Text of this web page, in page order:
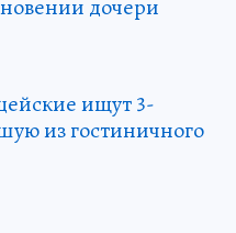
дочери
ищут 3-
из гостиничного